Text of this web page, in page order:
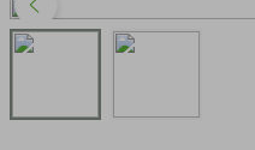
3º perfume